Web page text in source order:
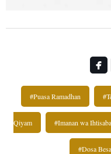
#Puasa Ramadhan
Qiyam #Imanan wa
#Dosa